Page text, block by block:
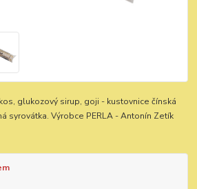
glukozový sirup, goji - kustovnice čínská
syrovátka. Výrobce PERLA - Antonín Zetík